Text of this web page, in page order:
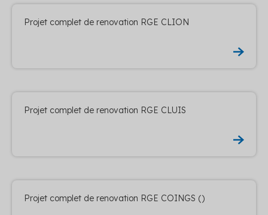
Projet complet de renovation RGE CLION
Projet complet de renovation RGE CLUIS
Projet complet de renovation RGE COINGS ()